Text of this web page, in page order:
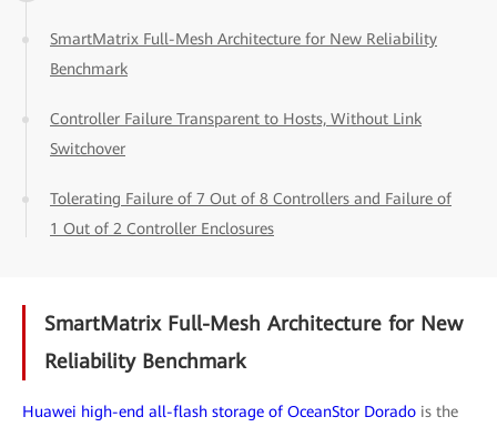
SmartMatrix Full-Mesh Architecture for New Reliability
Benchmark
Controller Failure Transparent to Hosts, Without Link
Switchover
Tolerating Failure of 7 Out of 8 Controllers and Failure of
1 Out of 2 Controller Enclosures
SmartMatrix Full-Mesh Architecture for New
Reliability Benchmark
Huawei high-end all-flash storage of OceanStor Dorado is the